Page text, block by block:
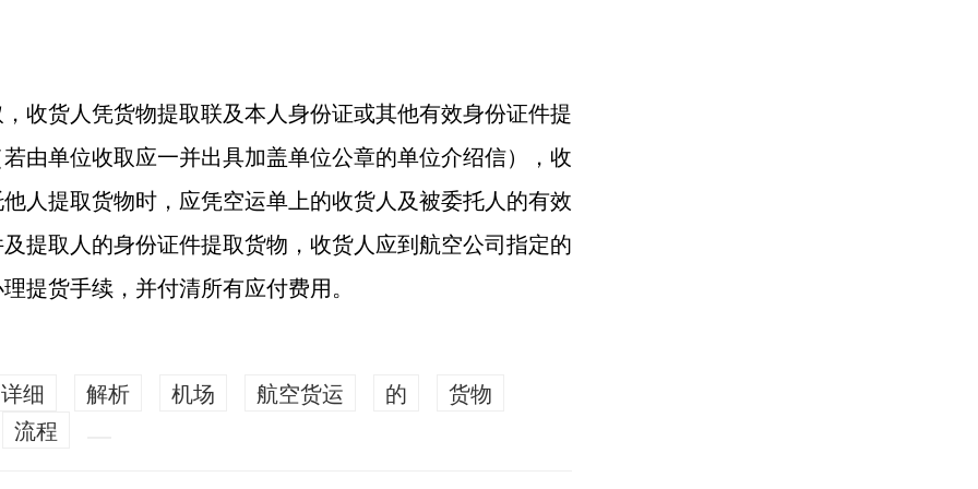
收货人凭货物提取联及本人身份证或其他有效身份证件提
由单位收取应一并出具加盖单位公章的单位介绍信），收
人提取货物时，应凭空运单上的收货人及被委托人的有效
提取人的身份证件提取货物，收货人应到航空公司指定的
提货手续，并付清所有应付费用。
详细 解析 机场 航空货运 的
货物
流程